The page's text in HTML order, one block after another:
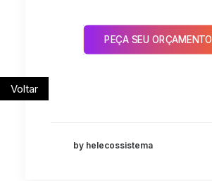
PEÇA SEU ORÇAMENTO
by helecossistema
Voltar